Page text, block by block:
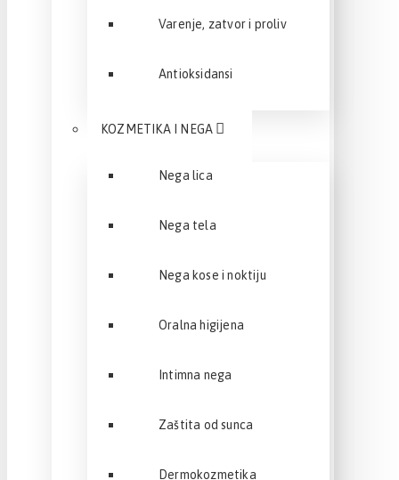
Varenje, zatvor i proliv
Antioksidansi
KOZMETIKA I NEGA
Nega lica
Nega tela
Nega kose i noktiju
Oralna higijena
Intimna nega
Zaštita od sunca
Dermokozmetika